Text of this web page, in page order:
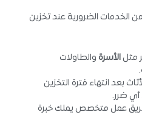
من الخدمات الضرورية عند تخزين
مثل الأسرة والطاولات
بعد انتهاء فترة التخزين
أي ضرر.
عمل متخصص يملك خبرة